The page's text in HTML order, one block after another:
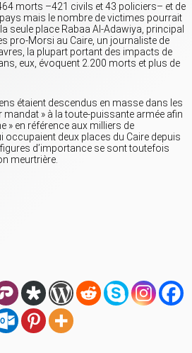
morts –421 civils et 43 policiers– et de
mais le nombre de victimes pourrait
seule place Rabaa Al-Adawiya, principal
pro-Morsi au Caire, un journaliste de
la plupart portant des impacts de
eux, évoquent 2.200 morts et plus de
étaient descendus en masse dans les
mandat » à la toute-puissante armée afin
» en référence aux milliers de
deux places du Caire depuis
d’importance se sont toutefois
meurtrière.